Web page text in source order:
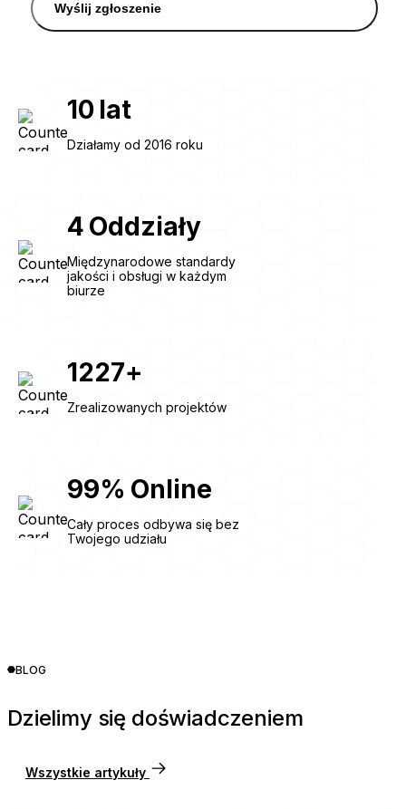
Wyślij zgłoszenie
10 lat
Działamy od 2016 roku
4 Oddziały
Międzynarodowe standardy
jakości i obsługi w każdym
biurze
1227+
Zrealizowanych projektów
99% Online
Cały proces odbywa się bez
Twojego udziału
BLOG
Dzielimy się doświadczeniem
Wszystkie artykuły